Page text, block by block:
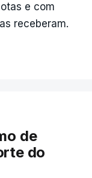
e com
receberam.
de
do